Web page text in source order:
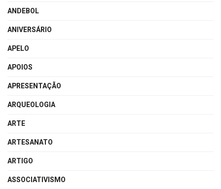
ANDEBOL
ANIVERSÁRIO
APELO
APOIOS
APRESENTAÇÃO
ARQUEOLOGIA
ARTE
ARTESANATO
ARTIGO
ASSOCIATIVISMO